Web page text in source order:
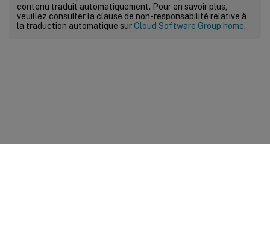
contenu traduit automatiquement. Pour en savoir plus,
veuillez consulter la clause de non-responsabilité relative à
la traduction automatique surCloud Software Group home.